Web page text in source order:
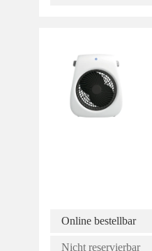
Online bestellbar
Nicht reservierbar